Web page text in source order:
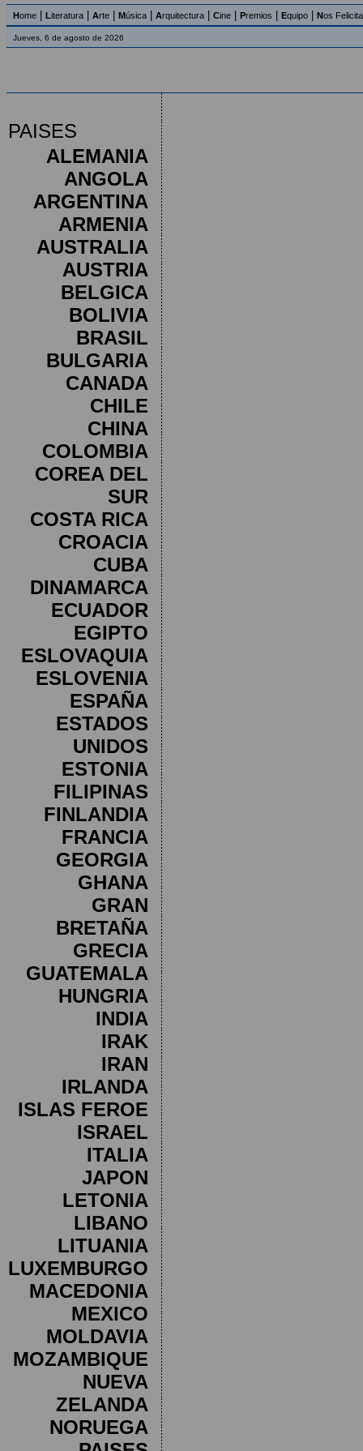
Home Literatura Arte Música Arquitectura Cine Premios Equipo Nos
Jueves, 6 de agosto de 2026
PAISES
ALEMANIA
ANGOLA
ARGENTINA
ARMENIA
AUSTRALIA
AUSTRIA
BELGICA
BOLIVIA
BRASIL
BULGARIA
CANADA
CHILE
CHINA
COLOMBIA
COREA DEL
SUR
COSTA RICA
CROACIA
CUBA
DINAMARCA
ECUADOR
EGIPTO
ESLOVAQUIA
ESLOVENIA
ESPAÑA
ESTADOS
UNIDOS
ESTONIA
FILIPINAS
FINLANDIA
FRANCIA
GEORGIA
GHANA
GRAN
BRETAÑA
GRECIA
GUATEMALA
HUNGRIA
INDIA
IRAK
IRAN
IRLANDA
ISLAS FEROE
ISRAEL
ITALIA
JAPON
LETONIA
LIBANO
LITUANIA
LUXEMBURGO
MACEDONIA
MEXICO
MOLDAVIA
MOZAMBIQUE
NUEVA
ZELANDA
NORUEGA